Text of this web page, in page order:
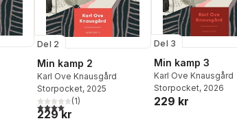
Del 2
Min kamp 2
Karl Ove Knausgård
Storpocket, 2025
4,0utav 5 stjärnor. Totalt antal röster:
(1)
229 kr
Del 3
Min kamp 3
Karl Ove Knausgård
Storpocket, 2026
229 kr